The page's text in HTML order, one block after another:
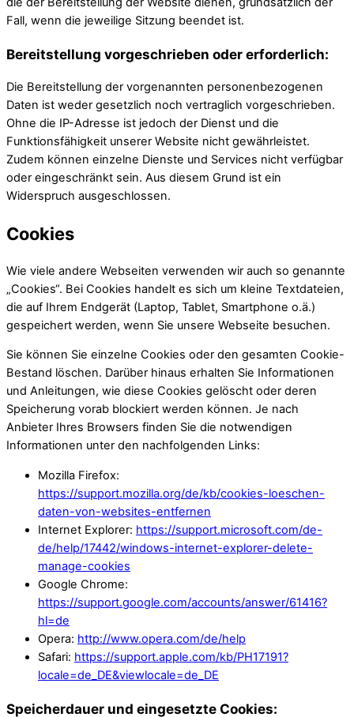
Fall, wenn die jeweilige Sitzung beendet ist.
Bereitstellung vorgeschrieben oder erforderlich:
Die Bereitstellung der vorgenannten personenbezogenen
Daten ist weder gesetzlich noch vertraglich vorgeschrieben.
Ohne die IP-Adresse ist jedoch der Dienst und die
Funktionsfähigkeit unserer Website nicht gewährleistet.
Zudem können einzelne Dienste und Services nicht verfügbar
oder eingeschränkt sein. Aus diesem Grund ist ein
Widerspruch ausgeschlossen.
Cookies
Wie viele andere Webseiten verwenden wir auch so genannte
„Cookies“. Bei Cookies handelt es sich um kleine Textdateien,
die auf Ihrem Endgerät (Laptop, Tablet, Smartphone o.ä.)
gespeichert werden, wenn Sie unsere Webseite besuchen.
Sie können Sie einzelne Cookies oder den gesamten Cookie-
Bestand löschen. Darüber hinaus erhalten Sie Informationen
und Anleitungen, wie diese Cookies gelöscht oder deren
Speicherung vorab blockiert werden können. Je nach
Anbieter Ihres Browsers finden Sie die notwendigen
Informationen unter den nachfolgenden Links:
Mozilla Firefox:
https://support.mozilla.org/de/kb/cookies-loeschen-
daten-von-websites-entfernen
Internet Explorer: https://support.microsoft.com/de-
de/help/17442/windows-internet-explorer-delete-
manage-cookies
Google Chrome:
https://support.google.com/accounts/answer/61416?
hl=de
Opera: http://www.opera.com/de/help
Safari: https://support.apple.com/kb/PH17191?
locale=de_DE&viewlocale=de_DE
Speicherdauer und eingesetzte Cookies: